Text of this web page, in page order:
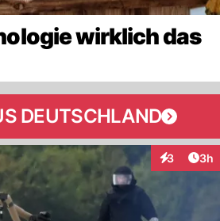
wirklich das
DEUTSCHLAND
3 3h